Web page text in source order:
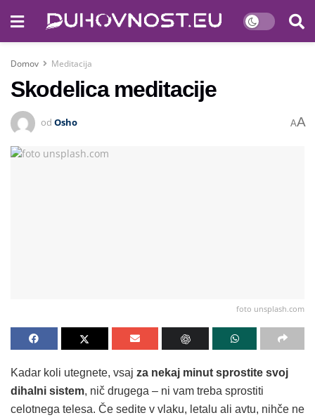
Domov Meditacija
Skodelica meditacije
od Osho AA
foto unsplash.com
Kadar koli utegnete, vsaj za nekaj minut sprostite svoj
dihalni sistem, nič drugega – ni vam treba sprostiti
celotnega telesa. Če sedite v vlaku, letalu ali avtu, nihče ne